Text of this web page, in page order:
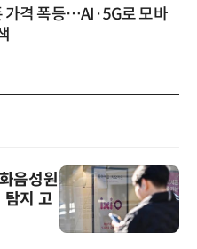
가격 폭등…AI·5G로 모바
음성원
지 고